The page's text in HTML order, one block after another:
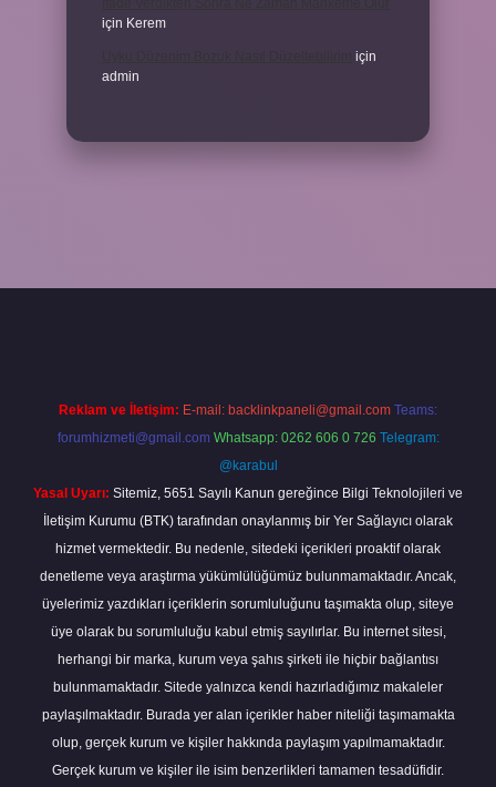
için Kerem
için
admin
Reklam ve İletişim: E-mail: backlinkpaneli@gmail.com Teams:
forumhizmeti@gmail.com Whatsapp: 0262 606 0 726 Telegram:
@karabul
Yasal Uyarı: Sitemiz, 5651 Sayılı Kanun gereğince Bilgi Teknolojileri ve
İletişim Kurumu (BTK) tarafından onaylanmış bir Yer Sağlayıcı olarak
hizmet vermektedir. Bu nedenle, sitedeki içerikleri proaktif olarak
denetleme veya araştırma yükümlülüğümüz bulunmamaktadır. Ancak,
üyelerimiz yazdıkları içeriklerin sorumluluğunu taşımakta olup, siteye
üye olarak bu sorumluluğu kabul etmiş sayılırlar. Bu internet sitesi,
herhangi bir marka, kurum veya şahıs şirketi ile hiçbir bağlantısı
bulunmamaktadır. Sitede yalnızca kendi hazırladığımız makaleler
paylaşılmaktadır. Burada yer alan içerikler haber niteliği taşımamakta
olup, gerçek kurum ve kişiler hakkında paylaşım yapılmamaktadır.
Gerçek kurum ve kişiler ile isim benzerlikleri tamamen tesadüfidir.